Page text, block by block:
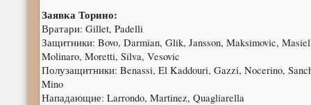
Заявка Торино:
Вратари: Gillet, Padelli
Защитники: Bovo, Darmian, Glik, Jansson, Maksimovic,
Molinaro, Moretti, Silva, Vesovic
Полузащитники: Benassi, El Kaddouri, Gazzi, Nocerino,
Mino
Нападающие: Larrondo, Martinez, Quagliarella